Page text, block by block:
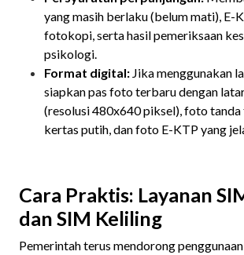
yang masih berlaku (belum mati), E-
fotokopi, serta hasil pemeriksaan
psikologi.
Format digital: Jika menggunakan
siapkan pas foto terbaru dengan
(resolusi 480x640 piksel), foto tanda
kertas putih, dan foto E-KTP yang
Cara Praktis: Layanan
dan SIM Keliling
Pemerintah terus mendorong